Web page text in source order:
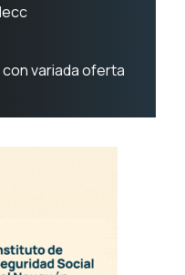
variada oferta